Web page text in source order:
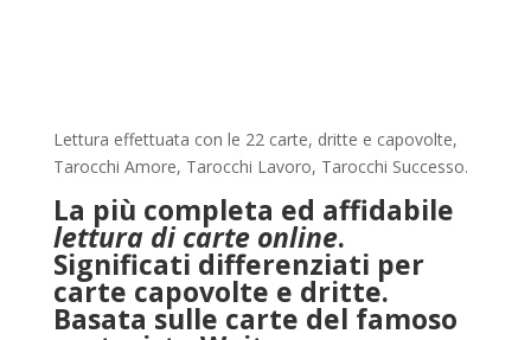
Lettura effettuata con le 22 carte, dritte e capovolte,
Tarocchi Amore, Tarocchi Lavoro, Tarocchi Successo.
La più completa ed affidabile
lettura di carte online.
Significati differenziati per
carte capovolte e dritte.
Basata sulle carte del famoso